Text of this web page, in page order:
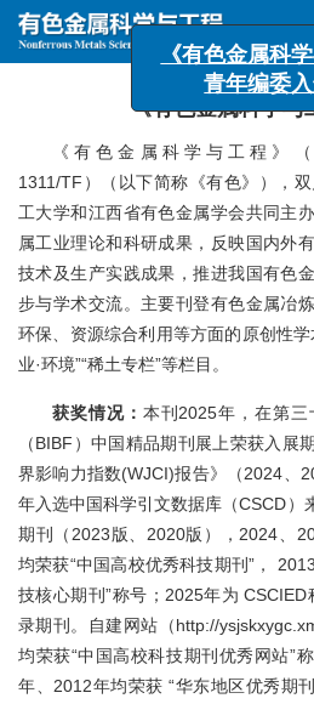
《有色金属科学与
《有色金属科学与工程》（
1311/TF）（以下简称《有色》），
工大学和江西省有色金属学会共同主
属工业理论和科研成果，反映国内外
技术及生产实践成果，推进我国有色
步与学术交流。主要刊登有色金属冶
环保、资源综合利用等方面的原创性学
业·环境”“稀土专栏”等栏目。
获奖情况： 本刊2025年，在第
（BIBF）中国精品期刊展上荣获入展
界影响力指数(WJCI)报告》（2024、
年入选中国科学引文数据库（CSCD）
期刊（2023版、2020版），2024、
均荣获“中国高校优秀科技期刊”，
技核心期刊”称号；2025年为
录期刊。自建网站（http://
均荣获“中国高校科技期刊优秀网站”
年、2012年均荣获 “华东地区优秀期
《有色金属科
青年编委